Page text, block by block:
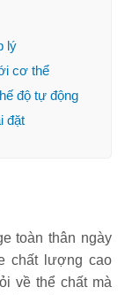
lý
cơ thể
độ tự động
đặt
toàn thân ngày
chất lượng cao
về thể chất mà